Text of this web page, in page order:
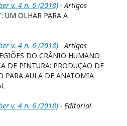
v. 4 n. 6 (2018) - Artigos
UM OLHAR PARA A
v. 4 n. 6 (2018) - Artigos
DO CRÂNIO HUMANO
DE PINTURA: PRODUÇÃO DE
PARA AULA DE ANATOMIA
v. 4 n. 6 (2018) - Editorial